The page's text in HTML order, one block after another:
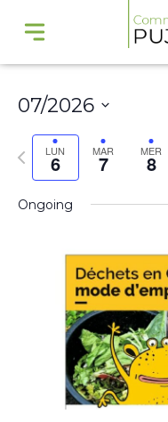
07/2026
Select
date.
LUN
6 MAR
7 MER
8
Previous
Ongoing